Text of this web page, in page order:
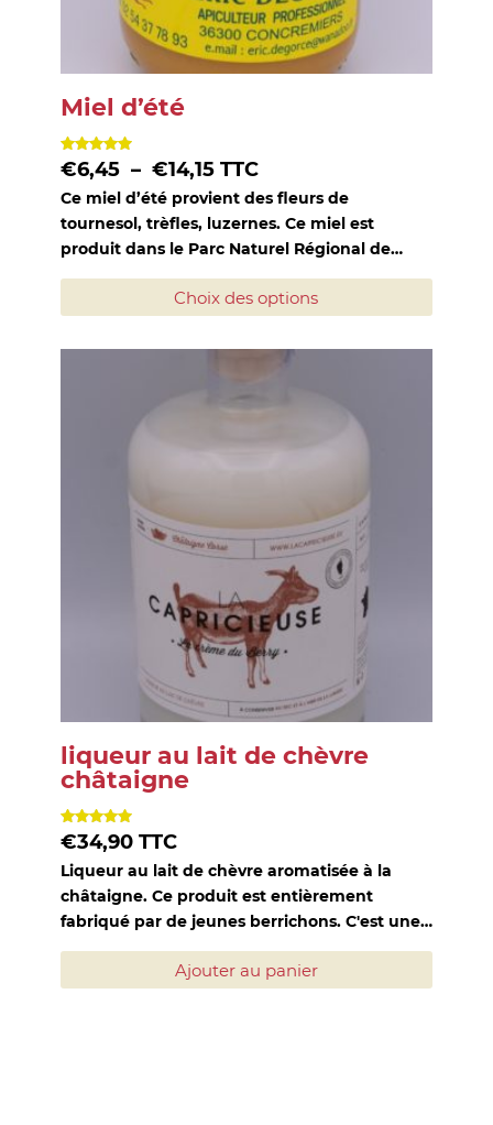
Miel d’été
Note
5.00
€6,45 – €14,15Plage
de
prix :
à
TTC
Ce miel d’été provient des fleurs de
tournesol, trèfles, luzernes. Ce miel est
produit dans le Parc Naturel Régional de…
Choix des options
liqueur au lait de chèvre
châtaigne
Note
5.00
sur 5
€34,90 TTC
Liqueur au lait de chèvre aromatisée à la
châtaigne. Ce produit est entièrement
fabriqué par de jeunes berrichons. C'est une…
Ajouter au panier